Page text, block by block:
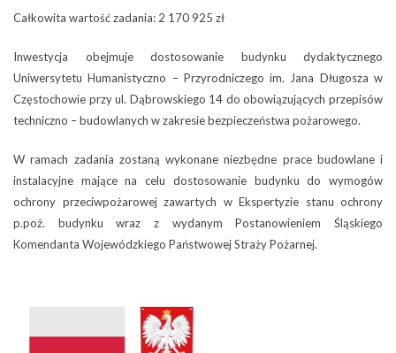
Całkowita wartość zadania: 2 170 925 zł
Inwestycja obejmuje dostosowanie budynku dydaktycznego
Uniwersytetu Humanistyczno – Przyrodniczego im. Jana Długosza w
Częstochowie przy ul. Dąbrowskiego 14 do obowiązujących przepisów
techniczno – budowlanych w zakresie bezpieczeństwa pożarowego.
W ramach zadania zostaną wykonane niezbędne prace budowlane i
instalacyjne mające na celu dostosowanie budynku do wymogów
ochrony przeciwpożarowej zawartych w Ekspertyzie stanu ochrony
p.poż. budynku wraz z wydanym Postanowieniem Śląskiego
Komendanta Wojewódzkiego Państwowej Straży Pożarnej.